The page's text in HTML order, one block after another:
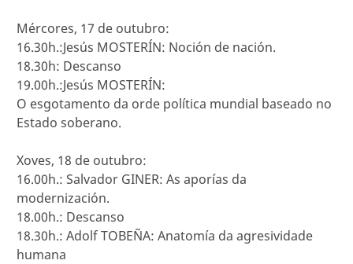
Mércores, 17 de outubro:
16.30h.:Jesús MOSTERÍN: Noción de nación.
18.30h: Descanso
19.00h.:Jesús MOSTERÍN:
O esgotamento da orde política mundial baseado no
Estado soberano.
Xoves, 18 de outubro:
16.00h.: Salvador GINER: As aporías da
modernización.
18.00h.: Descanso
18.30h.: Adolf TOBEÑA: Anatomía da agresividade
humana